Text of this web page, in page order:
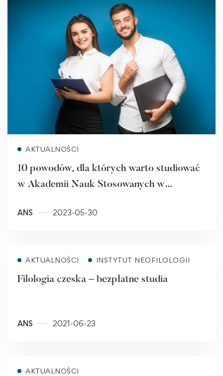
AKTUALNOŚCI
10 powodów, dla których warto studiować
w Akademii Nauk Stosowanych w
ANS 2023-05-30
AKTUALNOŚCI INSTYTUT NEOFILOLOGII
Filologia czeska – bezpłatne studia
ANS 2021-06-23
AKTUALNOŚCI